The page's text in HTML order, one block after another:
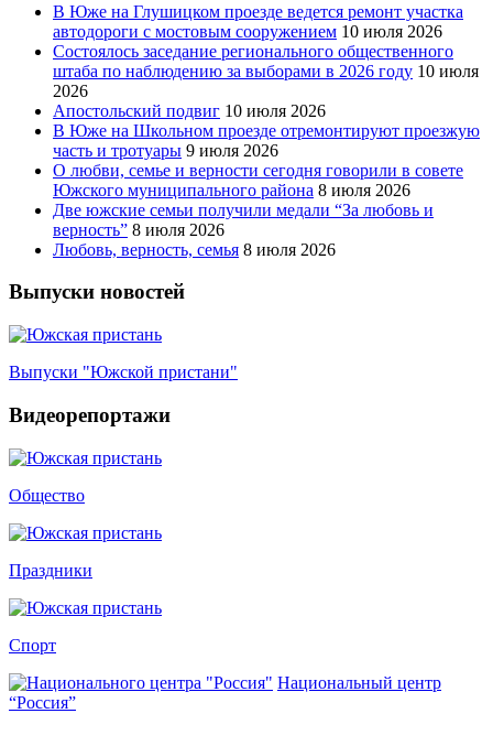
В Юже на Глушицком проезде ведется ремонт участка
автодороги с мостовым сооружением 10 июля 2026
Состоялось заседание регионального общественного
штаба по наблюдению за выборами в 2026 году 10 июля
2026
Апостольский подвиг 10 июля 2026
В Юже на Школьном проезде отремонтируют проезжую
часть и тротуары 9 июля 2026
О любви, семье и верности сегодня говорили в совете
Южского муниципального района 8 июля 2026
Две южские семьи получили медали “За любовь и
верность” 8 июля 2026
Любовь, верность, семья 8 июля 2026
Выпуски новостей
Выпуски "Южской пристани"
Видеорепортажи
Общество
Праздники
Спорт
Национальный центр
“Россия”